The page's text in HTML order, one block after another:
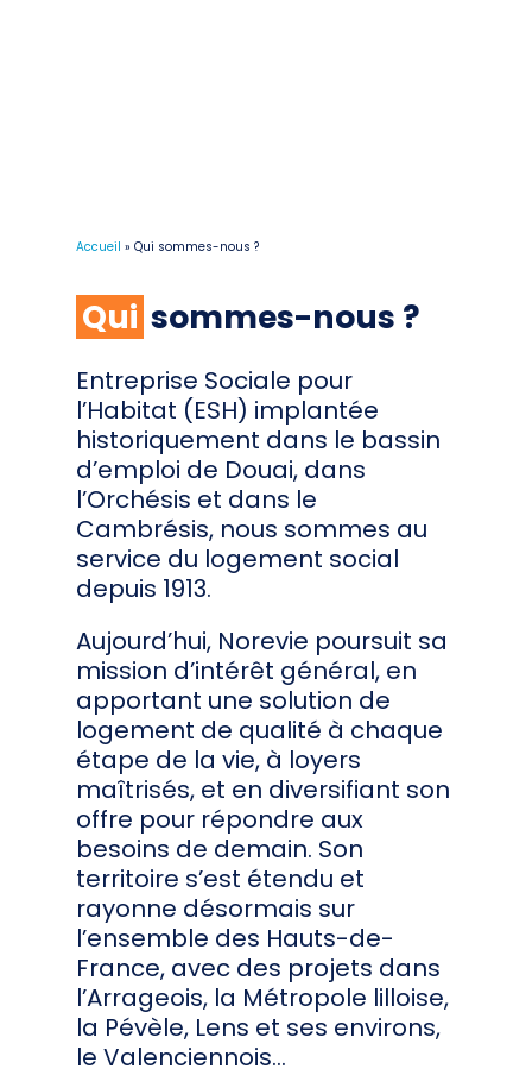
Accueil » Qui sommes-nous ?
Qui sommes-nous ?
Entreprise Sociale pour
l’Habitat (ESH) implantée
historiquement dans le bassin
d’emploi de Douai, dans
l’Orchésis et dans le
Cambrésis, nous sommes au
service du logement social
depuis 1913.
Aujourd’hui, Norevie poursuit sa
mission d’intérêt général, en
apportant une solution de
logement de qualité à chaque
étape de la vie, à loyers
maîtrisés, et en diversifiant son
offre pour répondre aux
besoins de demain. Son
territoire s’est étendu et
rayonne désormais sur
l’ensemble des Hauts-de-
France, avec des projets dans
l’Arrageois, la Métropole lilloise,
la Pévèle, Lens et ses environs,
le Valenciennois…